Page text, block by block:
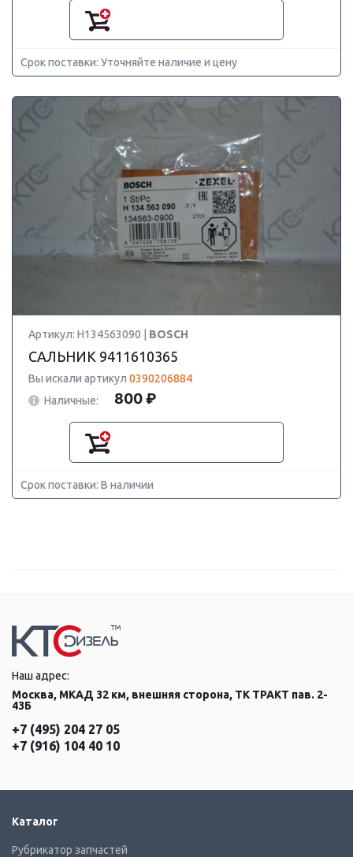
Срок поставки: Уточняйте наличие и цену
Артикул: H134563090 | BOSCH
САЛЬНИК 9411610365
Вы искали артикул 0390206884
Наличные:
800 ₽
Срок поставки: В наличии
Наш адрес:
Москва, МКАД 32 км, внешняя сторона, ТК ТРАКТ пав. 2-
43Б
+7 (495) 204 27 05
+7 (916) 104 40 10
Каталог
Рубрикатор запчастей